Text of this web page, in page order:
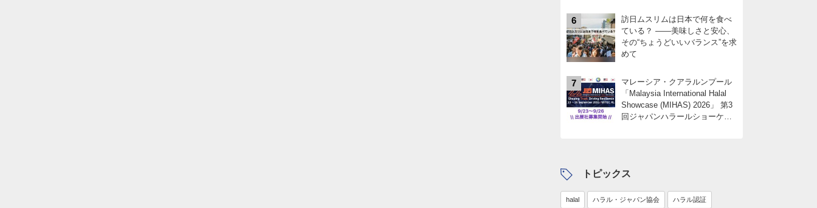
6
訪日ムスリムは日本で何を食べ
ている？ ――美味しさと安心、
その“ちょうどいいバランス”を求
めて
7
マレーシア・クアラルンプール
「Malaysia International Halal
Showcase (MIHAS) 2026」 第3
回ジャパンハラールショーケー
トピックス
halal ハラル・ジャパン協会 ハラル認証